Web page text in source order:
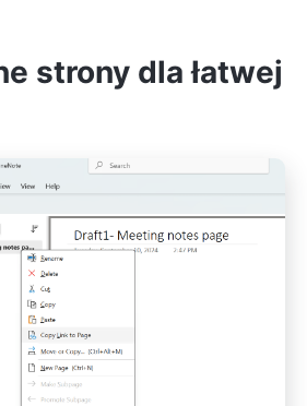
strony dla łatwej